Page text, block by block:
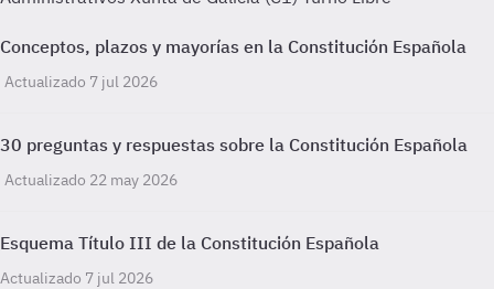
Conceptos, plazos y mayorías en la Constitución Española
Actualizado 7 jul 2026
30 preguntas y respuestas sobre la Constitución Española
Actualizado 22 may 2026
Esquema Título III de la Constitución Española
Actualizado 7 jul 2026